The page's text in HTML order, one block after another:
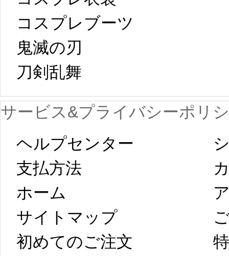
響で2024年2月5
日から工場生産
が一時停止いた
します。 2月5日
以後のご注文
は、2月25日から
コスプレ制作、
プレ
新春
字半
第二
コスプレブーツ
鬼滅の刃
刀剣乱舞
サービス&プライバシーポリ
ヘルプセンター
支払方法
ホーム
サイトマップ
初めてのご注文